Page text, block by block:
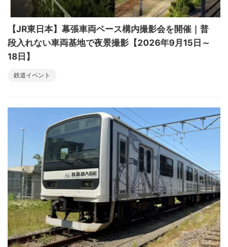
【JR東日本】幕張車両ベース構内撮影会を開催｜普
段入れない車両基地で夜景撮影【2026年9月15日～
18日】
鉄道イベント